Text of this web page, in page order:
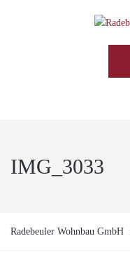
IMG_3033
Radebeuler Wohnbau GmbH